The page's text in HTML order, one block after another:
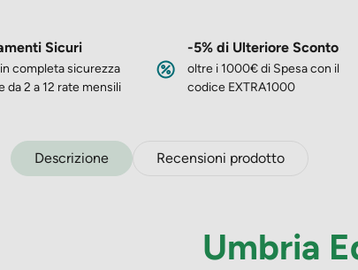
Sicuri
in completa sicurezza
da 2 a 12 rate mensili
-5% di Ulteriore Sconto
oltre i 1000€ di Spesa con il
codice EXTRA1000
Descrizione Recensioni prodotto
Umbria